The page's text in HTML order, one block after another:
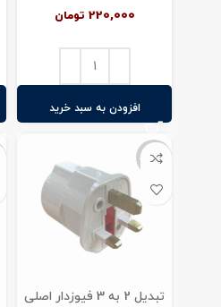
220,000 تومان
افزودن به سبد خرید
ناموجود
تبدیل 2 به 3 فیوزدار اصلی